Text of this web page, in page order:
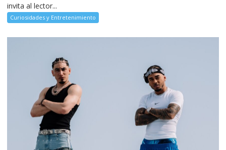
invita al lector...
Curiosidades y Entretenimiento